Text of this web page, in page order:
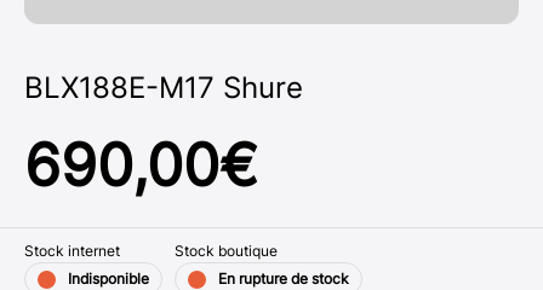
BLX188E-M17 Shure
690,00€
Stock internet
Indisponible
Stock boutique
En rupture de stock